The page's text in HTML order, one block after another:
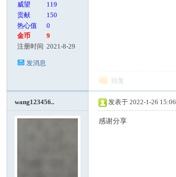
威望
119
贡献
150
热心值
0
金币
9
注册时间 2021-8-29
发消息
回复
wang123456.. 发表于 2022-1-26 15:06
感谢分享